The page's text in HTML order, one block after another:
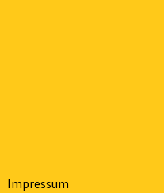
Impressum